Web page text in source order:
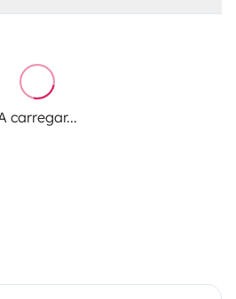
carregar...